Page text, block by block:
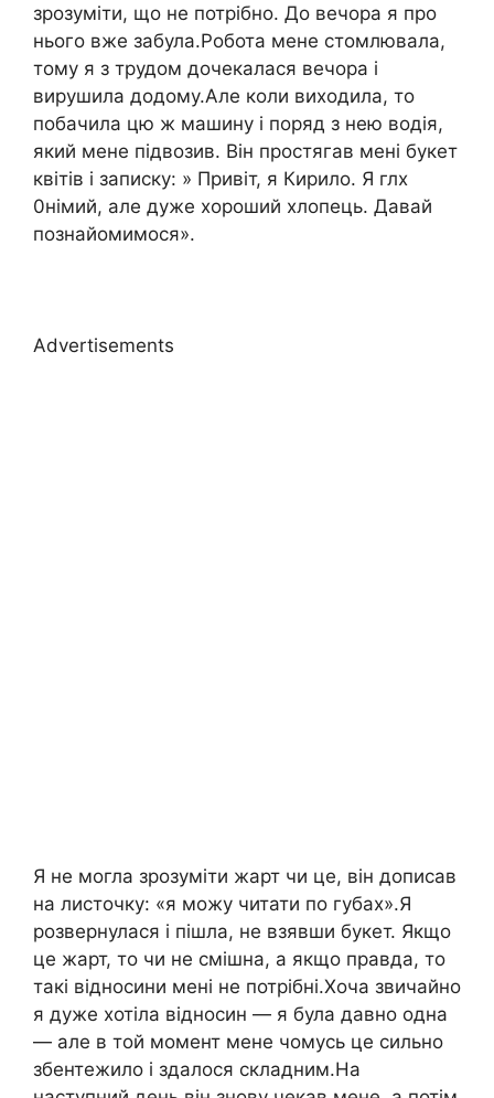
зрозуміти, що не потрібно. До вечора я про
нього вже забула.Робота мене стомлювала,
тому я з трудом дочекалася вечора і
вирушила додому.Але коли виходила, то
побачила цю ж машину і поряд з нею водія,
який мене підвозив. Він простягав мені букет
квітів і записку: » Привіт, я Кирило. Я глx
0німий, але дуже хороший хлопець. Давай
познайомимося».
Advertisements
Я не могла зрозуміти жарт чи це, він дописав
на листочку: «я можу читати по губах».Я
розвернулася і пішла, не взявши букет. Якщо
це жарт, то чи не смішна, а якщо правда, то
такі відносини мені не потрібні.Хоча звичайно
я дуже хотіла відносин — я була давно одна
— але в той момент мене чомусь це сильно
збентежило і здалося складним.На